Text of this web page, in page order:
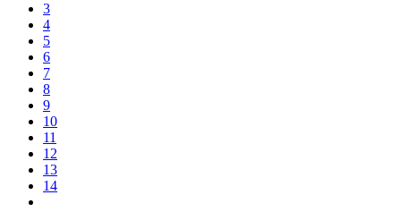
3
4
5
6
7
8
9
10
11
12
13
14